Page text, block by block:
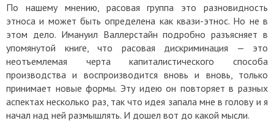
По нашему мнению, расовая группа это разновидность
этноса и может быть определена как квази-этнос. Но не в
этом дело. Имануил Валлерстайн подробно разъясняет в
упомянутой книге, что расовая дискриминация — это
неотъемлемая черта капиталистического способа
производства и воспроизводится вновь и вновь, только
принимает новые формы. Эту идею он повторяет в разных
аспектах несколько раз, так что идея запала мне в голову и я
начал над ней размышлять. И дошел вот до какой мысли.